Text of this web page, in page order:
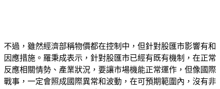
因應措施。羅秉成表示，針對股匯市已經有既有機制，在正常
反應相關情勢、產業狀況，要讓市場機能正常運作，但像國際
戰事，一定會照成國際異常和波動，在可預期範圍內，沒有非
理性、人為操作底下，尊重市場機制。